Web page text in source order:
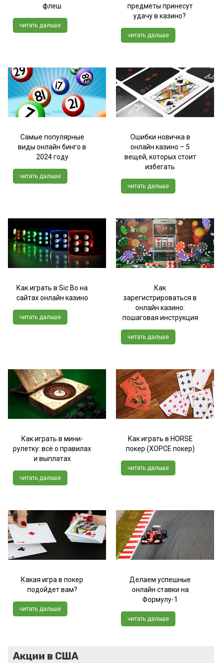
флеш
читать дальше
предметы принесут
удачу в казино?
читать дальше
Самые популярные
виды онлайн бинго в
2024 году
читать дальше
Ошибки новичка в
онлайн казино – 5
вещей, которых стоит
избегать
читать дальше
Как играть в Sic Bo на
сайтах онлайн казино
читать дальше
Как
зарегистрироваться в
онлайн казино:
пошаговая инструкция
читать дальше
Как играть в мини-
рулетку: всё о правилах
и выплатах
читать дальше
Как играть в HORSE
покер (ХОРСЕ покер)
читать дальше
Какая игра в покер
подойдет вам?
читать дальше
Делаем успешные
онлайн ставки на
Формулу-1
читать дальше
Акции в США